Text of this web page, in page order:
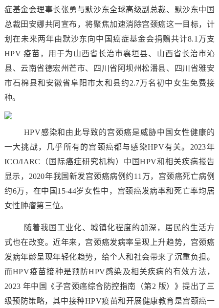
症基金会理事长张勇与默沙东全球高级副总裁、默沙东中国
总裁田安娜共同宣布，将聚焦加速消除宫颈癌这一目标，计
划在未来两年由默沙东向中国癌症基金会捐赠共计8.1万支
HPV 疫苗，用于为山西省长治市襄垣县、山西省长治市沁
县、云南省德宏州芒市、四川省阿坝州松潘县、四川省雅安
市石棉县和安徽省阜阳市太和县约2.7万名初中女生免费接
种。
HPV感染和由此导致的宫颈癌是威胁中国女性健康的
一大挑战，几乎所有的宫颈癌都与感染HPV有关。2023年
ICO/IARC（国际癌症研究机构）中国HPV和相关疾病报告
显示，2020年我国新发宫颈癌病例约11万，宫颈癌死亡病例
约6万，在中国15-44岁女性中，宫颈癌发病率和死亡率均居
女性肿瘤第三位。
随着我国工业化、城镇化程度的加深，居民的生活方
式也在改变。近年来，宫颈癌发病率呈现上升趋势，宫颈癌
发病年龄呈现年轻化趋势，给个人和社会带来了沉重负担。
而HPV疫苗接种是预防HPV感染及相关疾病的有效方法，
2023 年中国《子宫颈癌综合防控指南（第2 版）》提出了三
级预防策略，其中接种HPV疫苗和开展健康教育是宫颈癌一